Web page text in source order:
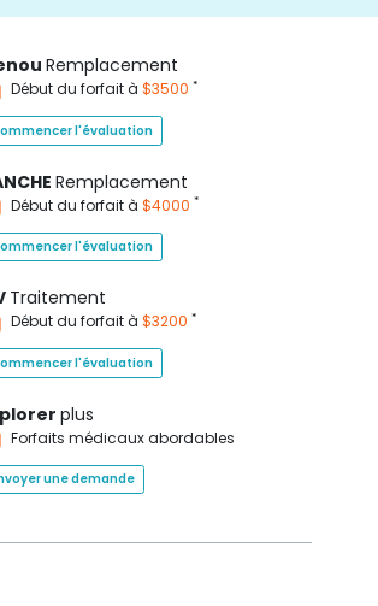
Remplacement
Début du forfait à $3500 *
l'évaluation
Remplacement
Début du forfait à $4000 *
l'évaluation
Traitement
Début du forfait à $3200 *
l'évaluation
plus
Forfaits médicaux abordables
une demande